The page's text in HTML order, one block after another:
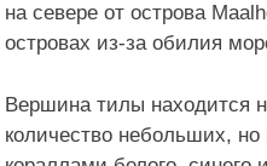
на севере от острова
островах из-за обилия
Вершина тилы находится
количество небольших,